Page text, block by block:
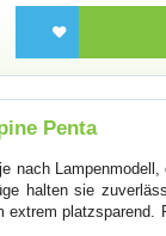
Penta
nach Lampenmodell,
halten sie
platzsparend.